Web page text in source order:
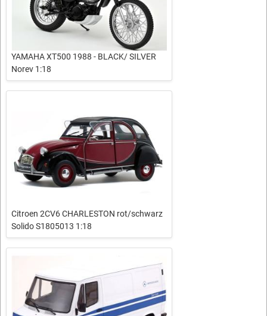
YAMAHA XT500 1988 - BLACK/ SILVER
Norev 1:18
Citroen 2CV6 CHARLESTON rot/schwarz
Solido S1805013 1:18